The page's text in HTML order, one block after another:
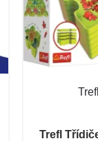
Trefl
Trefl